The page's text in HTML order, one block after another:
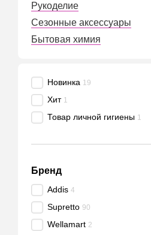
Рукоделие
Сезонные аксессуары
Бытовая химия
Новинка 19
Хит 1
Товар личной гигиены 1
Бренд
Addis 4
Supretto 90
Wellamart 2